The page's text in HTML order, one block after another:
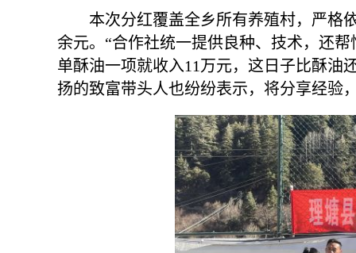
本次分红覆盖全乡所有养殖村，严格
余元。“合作社统一提供良种、技术，还
单酥油一项就收入11万元，这日子比酥油
扬的致富带头人也纷纷表示，将分享经验